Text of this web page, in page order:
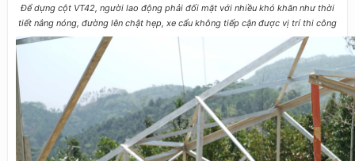
Để dựng cột VT42, người lao động phải đối mặt với nhiều khó khăn như thời
tiết nắng nóng, đường lên chật hẹp, xe cẩu không tiếp cận được vị trí thi công